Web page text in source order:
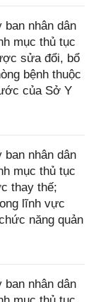
nhân dân
mục thủ tục
sửa đổi, bổ
bệnh thuộc
của Sở Y
nhân dân
mục thủ tục
thay thế;
lĩnh vực
năng quản
nhân dân